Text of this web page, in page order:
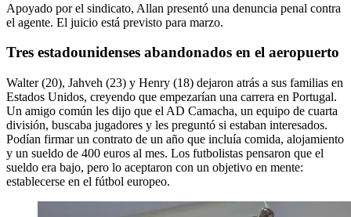
Apoyado por el sindicato, Allan presentó una denuncia penal contra
el agente. El juicio está previsto para marzo.
Tres estadounidenses abandonados en el aeropuerto
Walter (20), Jahveh (23) y Henry (18) dejaron atrás a sus familias en
Estados Unidos, creyendo que empezarían una carrera en Portugal.
Un amigo común les dijo que el AD Camacha, un equipo de cuarta
división, buscaba jugadores y les preguntó si estaban interesados.
Podían firmar un contrato de un año que incluía comida, alojamiento
y un sueldo de 400 euros al mes. Los futbolistas pensaron que el
sueldo era bajo, pero lo aceptaron con un objetivo en mente:
establecerse en el fútbol europeo.